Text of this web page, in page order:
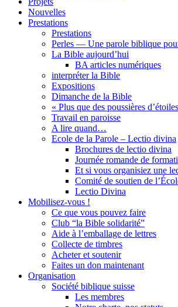
Nouvelles
Prestations
Prestations
Perles — Une parole biblique
La Bible aujourd’hui
BA articles numériques
interpréter la Bible
Expositions
Dimanche de la Bible
« Plus que des poussières
Travail en paroisse
A lire quand…
Ecole de la Parole – Lectio divina
Brochures de lectio divina
Journée romande de
Et si vous organisiez une
Comité de soutien de
Lectio Divina
Mobilisez-vous !
Ce que vous pouvez faire
Club “la Bible solidarité”
Aide à l’emballage de lettres
Collecte de timbres
Acheter et soutenir
Faites un don maintenant
Organisation
Société biblique suisse
Les membres